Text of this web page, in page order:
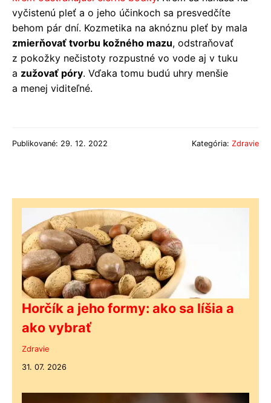
vyčistenú pleť a o jeho účinkoch sa presvedčíte
behom pár dní. Kozmetika na aknóznu pleť by mala
zmierňovať tvorbu kožného mazu, odstraňovať
z pokožky nečistoty rozpustné vo vode aj v tuku
a zužovať póry. Vďaka tomu budú uhry menšie
a menej viditeľné.
Publikované: 29. 12. 2022 Kategória: Zdravie
Horčík a jeho formy: ako sa líšia a
ako vybrať
Zdravie
31. 07. 2026